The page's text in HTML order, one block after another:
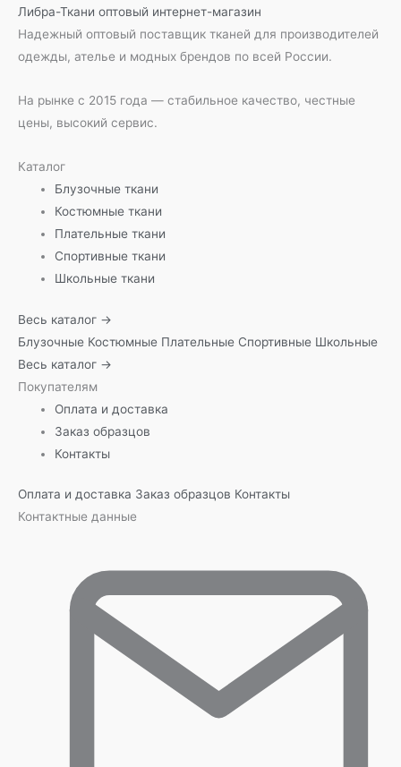
Либра-Ткани оптовый интернет-магазин
Надежный оптовый поставщик тканей для производителей
одежды, ателье и модных брендов по всей России.
На рынке с 2015 года — стабильное качество, честные
цены, высокий сервис.
Каталог
Блузочные ткани
Костюмные ткани
Плательные ткани
Спортивные ткани
Школьные ткани
Весь каталог →
Блузочные Костюмные Плательные Спортивные Школьные
Весь каталог →
Покупателям
Оплата и доставка
Заказ образцов
Контакты
Оплата и доставка Заказ образцов Контакты
Контактные данные